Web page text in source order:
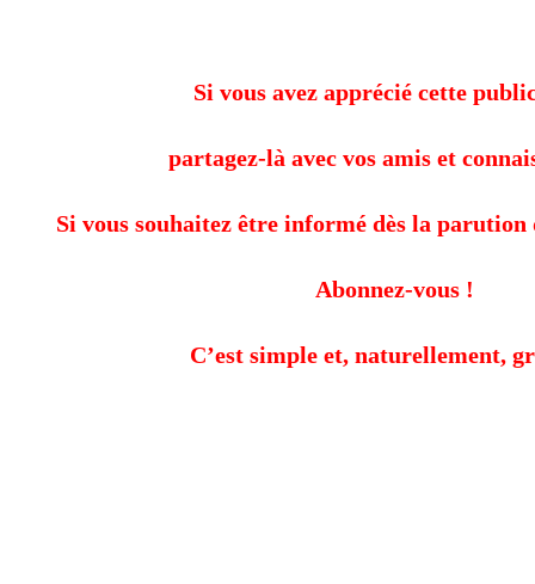
Si vous avez apprécié cette
partagez-là avec vos amis et
Si vous souhaitez être informé dès la
Abonnez-vous !
C’est simple et, naturellement,